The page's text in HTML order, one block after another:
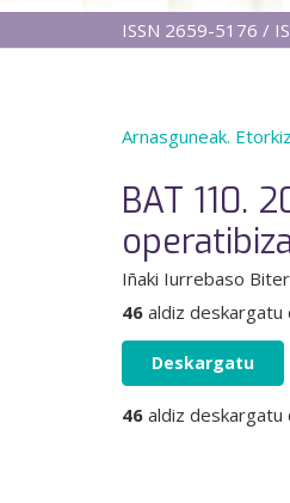
ISSN 2659-5176 /
Arnasguneak.
BAT 110.
Iñaki Iurrebaso
46 aldiz deskargatu
Deskargatu
46 aldiz deskargatu